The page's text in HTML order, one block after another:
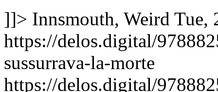
]]> Innsmouth, Weird Tue,
https://delos.digital/
sussurrava-la-morte
https://delos.digital/